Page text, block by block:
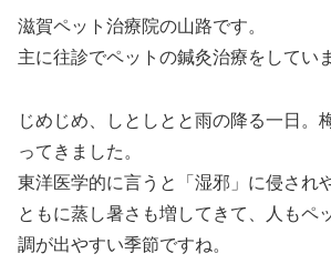
滋賀ペット治療院の山路です。
主に往診でペットの鍼灸治療をしてい
じめじめ、しとしとと雨の降る一日。
ってきました。
東洋医学的に言うと「湿邪」に侵され
ともに蒸し暑さも増してきて、人もペ
調が出やすい季節ですね。